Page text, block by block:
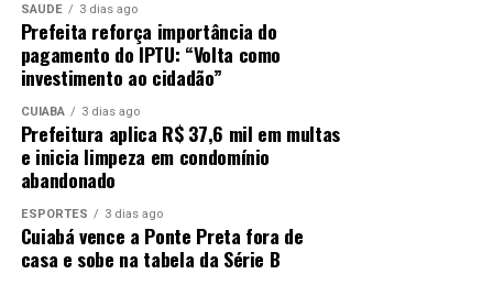
SAÚDE 3 dias ago
Prefeita reforça importância do
pagamento do IPTU: “Volta como
investimento ao cidadão”
CUIABÁ 3 dias ago
Prefeitura aplica R$ 37,6 mil em multas
e inicia limpeza em condomínio
abandonado
ESPORTES 3 dias ago
Cuiabá vence a Ponte Preta fora de
casa e sobe na tabela da Série B